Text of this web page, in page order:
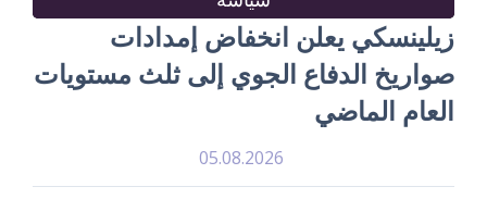
زيلينسكي يعلن انخفاض إمدادات
صواريخ الدفاع الجوي إلى ثلث مستويات
العام الماضي
05.08.2026